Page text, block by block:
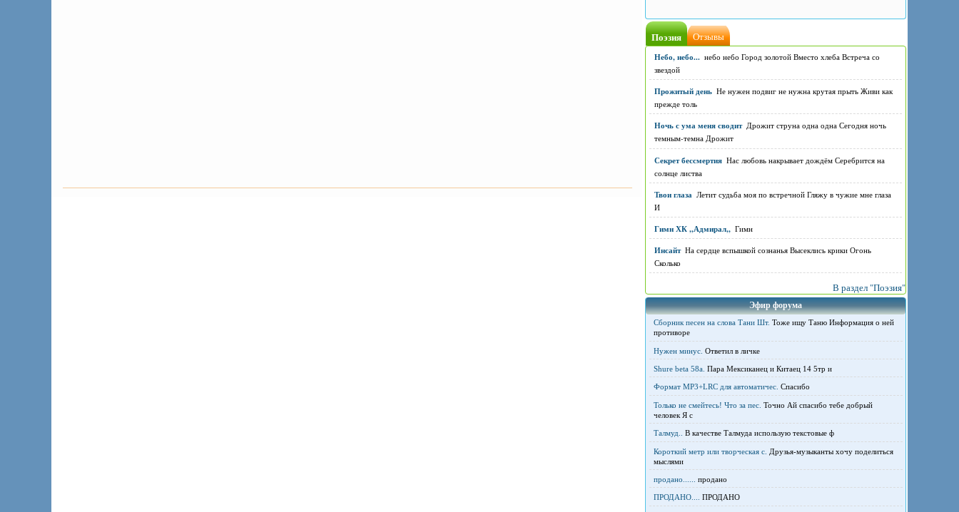
Поэзия Отзывы
Небо, небо... небо небо Город золотой Вместо хлеба Встреча со
звездой
Прожитый день Не нужен подвиг не нужна крутая прыть Живи как
прежде толь
Ночь с ума меня сводит Дрожит струна одна одна Сегодня ночь
темным-темна Дрожит
Секрет бессмертия Нас любовь накрывает дождём Серебрится на
солнце листва
Твои глаза Летит судьба моя по встречной Гляжу в чужие мне глаза
И
Гимн ХК ,,Адмирал,, Гимн
Инсайт На сердце вспышкой сознанья Высеклись крики Огонь
Сколько
В раздел "Поэзия"
Эфир форума
Сборник песен на слова Тани Шт. Тоже ищу Таню Информация о ней
противоре
Нужен минус. Ответил в личке
Shure beta 58а. Пара Мексиканец и Китаец 14 5тр и
Формат MP3+LRC для автоматичес. Спасибо
Только не смейтесь! Что за пес. Точно Ай спасибо тебе добрый
человек Я с
Талмуд.. В качестве Талмуда использую текстовые ф
Короткий метр или творческая с. Друзья-музыканты хочу поделиться
мыслями
продано...... продано
ПРОДАНО.... ПРОДАНО